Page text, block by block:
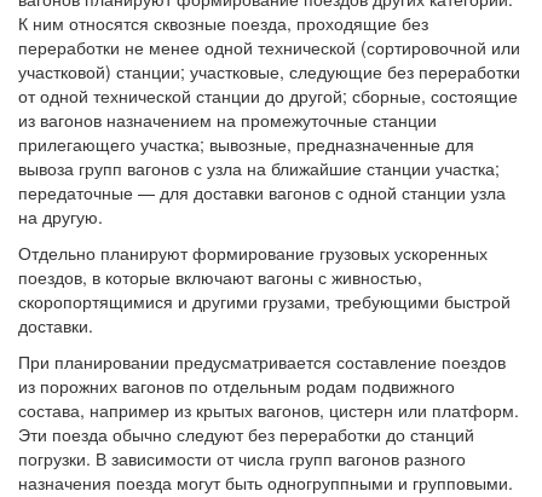
К ним относятся сквозные поезда, проходящие без
переработки не менее одной технической (сортировочной или
участковой) станции; участковые, следующие без переработки
от одной технической станции до другой; сборные, состоящие
из вагонов назначением на промежуточные станции
прилегающего участка; вывозные, предназначенные для
вывоза групп вагонов с узла на ближайшие станции участка;
передаточные — для доставки вагонов с одной станции узла
на другую.
Отдельно планируют формирование грузовых ускоренных
поездов, в которые включают вагоны с живностью,
скоропортящимися и другими грузами, требующими быстрой
доставки.
При планировании предусматривается составление поездов
из порожних вагонов по отдельным родам подвижного
состава, например из крытых вагонов, цистерн или платформ.
Эти поезда обычно следуют без переработки до станций
погрузки. В зависимости от числа групп вагонов разного
назначения поезда могут быть одногруппными и групповыми.